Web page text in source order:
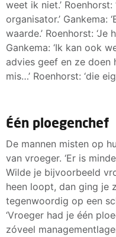
weet ik niet.’
organisator.’ Gankema:
waarde.’ Roenhorst:
Gankema: ‘Ik kan ook
advies geef en ze doen
mis…’ Roenhorst: ‘die
Één ploegenchef
De mannen misten op
van vroeger. ‘Er is
Wilde je bijvoorbeeld
heen loopt, dan ging je
tegenwoordig op een
‘Vroeger had je één
zóveel